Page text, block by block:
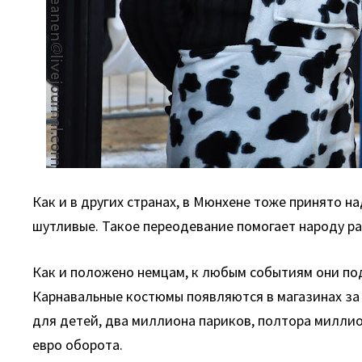
Как и в других странах, в Мюнхене тоже принято
шутливые. Такое переодевание помогает народу
Как и положено немцам, к любым событиям они
Карнавальные костюмы появляются в магазинах
для детей, два миллиона париков, полтора
евро оборота.